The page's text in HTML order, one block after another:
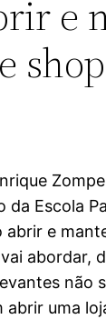
e
da Escola
abrir e
abordar,
não
abrir uma